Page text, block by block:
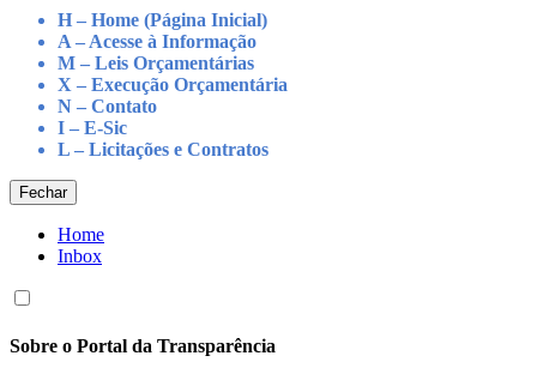
H – Home (Página Inicial)
A – Acesse à Informação
M – Leis Orçamentárias
X – Execução Orçamentária
N – Contato
I – E-Sic
L – Licitações e Contratos
Fechar
Home
Inbox
Sobre o Portal da Transparência